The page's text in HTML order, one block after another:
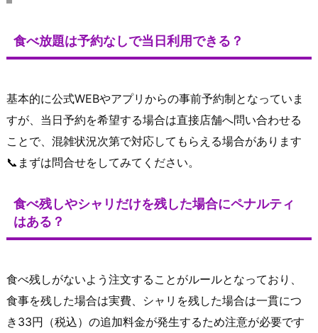
食べ放題は予約なしで当日利用できる？
基本的に公式WEBやアプリからの事前予約制となっていま
すが、当日予約を希望する場合は直接店舗へ問い合わせる
ことで、混雑状況次第で対応してもらえる場合があります
📞まずは問合せをしてみてください。
食べ残しやシャリだけを残した場合にペナルティ
はある？
食べ残しがないよう注文することがルールとなっており、
食事を残した場合は実費、シャリを残した場合は一貫につ
き33円（税込）の追加料金が発生するため注意が必要です